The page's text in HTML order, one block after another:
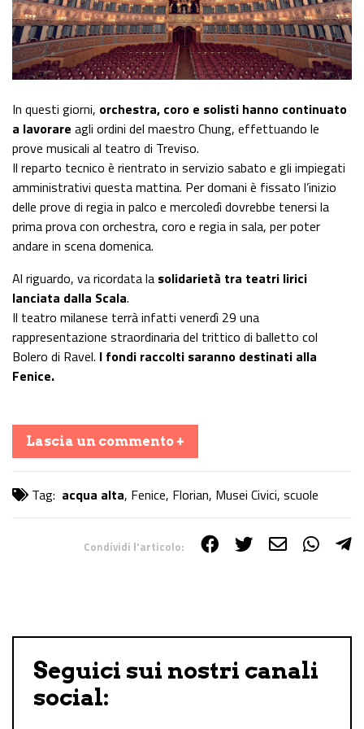
In questi giorni, orchestra, coro e solisti hanno continuato
a lavorare agli ordini del maestro Chung, effettuando le
prove musicali al teatro di Treviso.
Il reparto tecnico è rientrato in servizio sabato e gli impiegati
amministrativi questa mattina. Per domani è fissato l’inizio
delle prove di regia in palco e mercoledì dovrebbe tenersi la
prima prova con orchestra, coro e regia in sala, per poter
andare in scena domenica.
Al riguardo, va ricordata la solidarietà tra teatri lirici
lanciata dalla Scala.
Il teatro milanese terrà infatti venerdì 29 una
rappresentazione straordinaria del trittico di balletto col
Bolero di Ravel. I fondi raccolti saranno destinati alla
Fenice.
Lascia un commento +
Tag: acqua alta, Fenice, Florian, Musei Civici, scuole
Condividi l'articolo:
Seguici sui nostri canali
social: